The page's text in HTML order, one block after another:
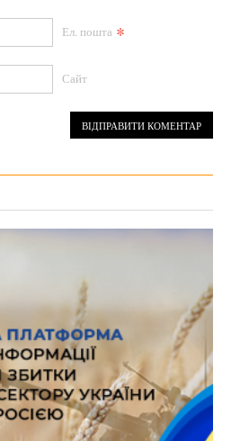
Ел. пошта *
Сайт